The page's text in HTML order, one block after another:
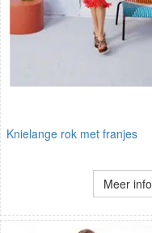
Knielange rok met franjes
Meer info